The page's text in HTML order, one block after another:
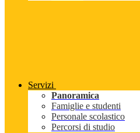
Servizi
Panoramica
Famiglie e studenti
Personale scolastico
Percorsi di studio